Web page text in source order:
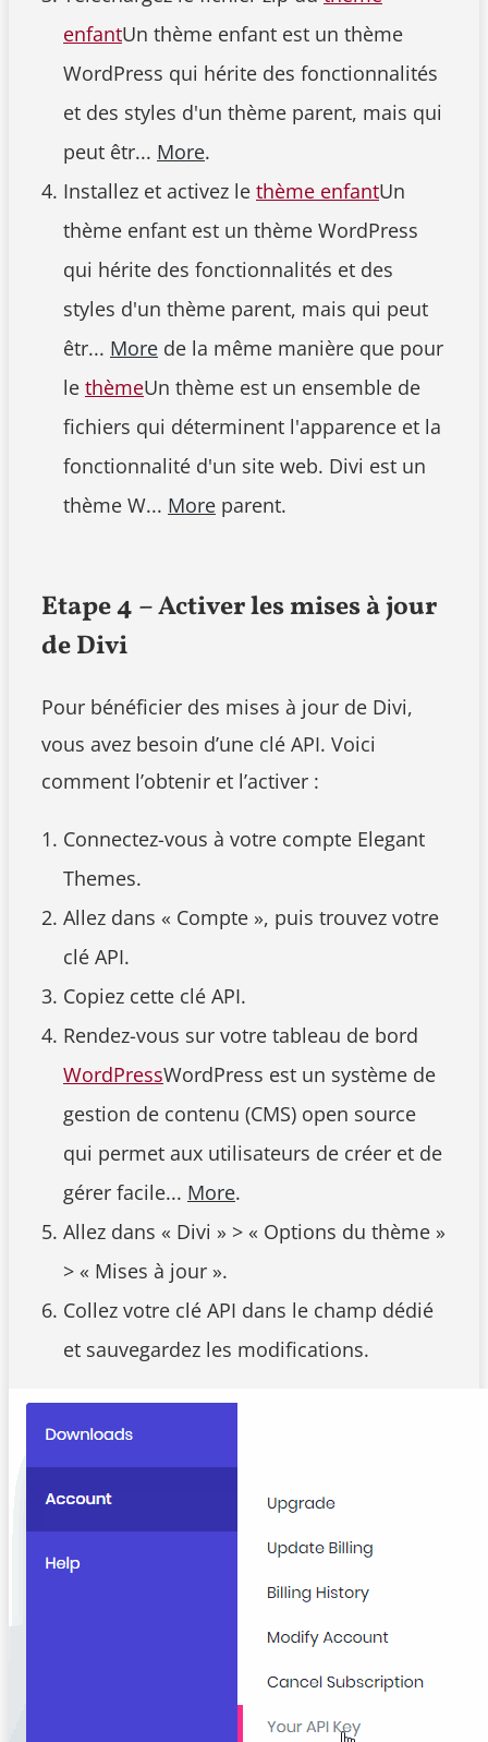
enfantUn thème enfant est un thème
WordPress qui hérite des fonctionnalités
et des styles d'un thème parent, mais qui
peut êtr... More.
Installez et activez le thème enfantUn
thème enfant est un thème WordPress
qui hérite des fonctionnalités et des
styles d'un thème parent, mais qui peut
êtr... More de la même manière que pour
le thèmeUn thème est un ensemble de
fichiers qui déterminent l'apparence et la
fonctionnalité d'un site web. Divi est un
thème W... More parent.
Etape 4 – Activer les mises à jour
de Divi
Pour bénéficier des mises à jour de Divi,
vous avez besoin d’une clé API. Voici
comment l’obtenir et l’activer :
Connectez-vous à votre compte Elegant
Themes.
Allez dans « Compte », puis trouvez votre
clé API.
Copiez cette clé API.
Rendez-vous sur votre tableau de bord
WordPressWordPress est un système de
gestion de contenu (CMS) open source
qui permet aux utilisateurs de créer et de
gérer facile... More.
Allez dans « Divi » > « Options du thème »
> « Mises à jour ».
Collez votre clé API dans le champ dédié
et sauvegardez les modifications.